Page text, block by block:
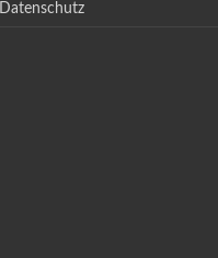
Datenschutz